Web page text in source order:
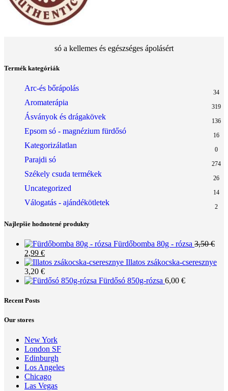
só a kellemes és egészséges ápolásért
Termék kategóriák
Arc-és bőrápolás 34
Aromaterápia 319
Ásványok és drágakövek 136
Epsom só - magnézium fürdősó 16
Kategorizálatlan 0
Parajdi só 274
Székely csuda termékek 26
Uncategorized 14
Válogatás - ajándékötletek 2
Najlepšie hodnotené produkty
Fürdőbomba 80g - rózsa 3,50€
Original
price
was:
3,50 €.
2,99 €Current
price
is:
2,99 €.
Illatos zsákocska-cseresznye
3,20 €
Fürdősó 850g-rózsa 6,00 €
Recent Posts
Our stores
New York
London SF
Edinburgh
Los Angeles
Chicago
Las Vegas